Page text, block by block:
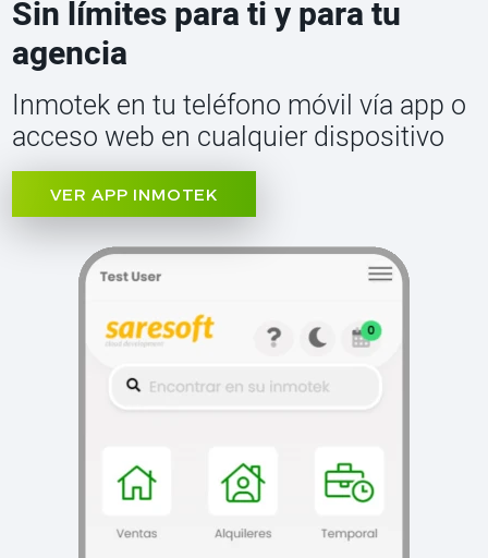
Sin límites para ti y para tu
agencia
Inmotek en tu teléfono móvil vía app o
acceso web en cualquier dispositivo
VER APP INMOTEK